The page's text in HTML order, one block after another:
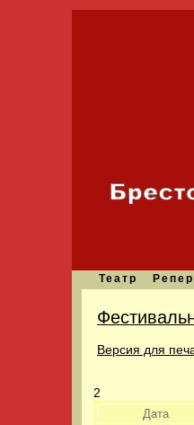
Театр
Версия для
2
Дата